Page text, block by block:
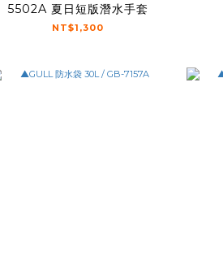
5502A 夏日短版潛水手套
NT$1,300